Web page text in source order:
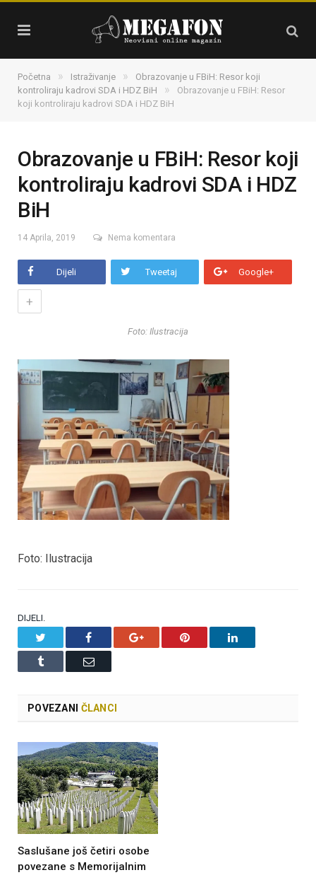
Početna » Istraživanje »
Obrazovanje u FBiH: Resor koji
kontroliraju kadrovi SDA i HDZ BiH
»
Obrazovanje u FBiH: Resor
koji kontroliraju kadrovi SDA i HDZ BiH
Obrazovanje u FBiH: Resor koji
kontroliraju kadrovi SDA i HDZ
BiH
14 Aprila, 2019 Nema komentara
Dijeli Tweetaj Google+
+
Foto: Ilustracija
Foto: Ilustracija
DIJELI.
Facebook Google+ Pinterest LinkedIn
Tumblr Email
POVEZANI ČLANCI
Saslušane još četiri osobe
povezane s Memorijalnim